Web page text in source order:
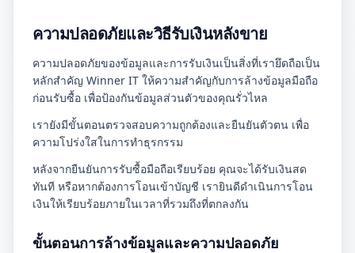
ความปลอดภัยและวิธีรับเงินหลังขาย
ความปลอดภัยของข้อมูลและการรับเงินเป็นสิ่งที่เรายึดถือเป็น
หลักสำคัญ Winner IT ให้ความสำคัญกับการล้างข้อมูลมือถือ
ก่อนรับซื้อ เพื่อป้องกันข้อมูลส่วนตัวของคุณรั่วไหล
เรายังมีขั้นตอนตรวจสอบความถูกต้องและยืนยันตัวตน เพื่อ
ความโปร่งใสในการทำธุรกรรม
หลังจากยืนยันการรับซื้อมือถือเรียบร้อย คุณจะได้รับเงินสด
ทันที หรือหากต้องการโอนเข้าบัญชี เรายินดีดำเนินการโอน
เงินให้เรียบร้อยภายในเวลาที่รวมถึงที่ตกลงกัน
ขั้นตอนการล้างข้อมูลและความปลอดภัย